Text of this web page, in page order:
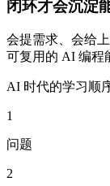
闭环才会沉淀
会提需求、会给
可复用的 AI 编程
AI 时代的学习顺
1
问题
2